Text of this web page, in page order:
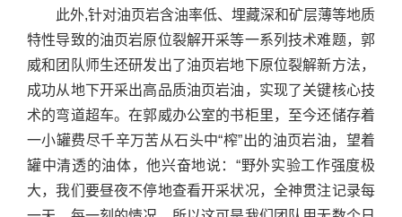
此外,针对油页岩含油率低、埋藏深和矿层薄等地质
特性导致的油页岩原位裂解开采等一系列技术难题，郭
威和团队师生还研发出了油页岩地下原位裂解新方法，
成功从地下开采出高品质油页岩油，实现了关键核心技
术的弯道超车。在郭威办公室的书柜里，至今还储存着
一小罐费尽千辛万苦从石头中“榨”出的油页岩油，望着
罐中清透的油体，他兴奋地说：“野外实验工作强度极
大，我们要昼夜不停地查看开采状况，全神贯注记录每